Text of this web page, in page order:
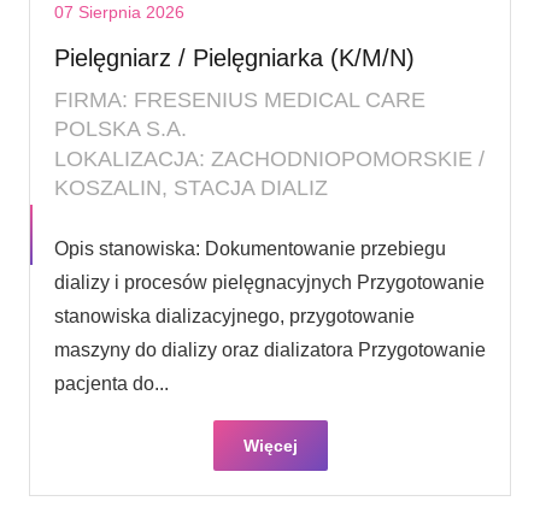
07 Sierpnia 2026
Pielęgniarz / Pielęgniarka (K/M/N)
FIRMA: FRESENIUS MEDICAL CARE
POLSKA S.A.
LOKALIZACJA: ZACHODNIOPOMORSKIE /
KOSZALIN, STACJA DIALIZ
Opis stanowiska: Dokumentowanie przebiegu
dializy i procesów pielęgnacyjnych Przygotowanie
stanowiska dializacyjnego, przygotowanie
maszyny do dializy oraz dializatora Przygotowanie
pacjenta do...
Więcej